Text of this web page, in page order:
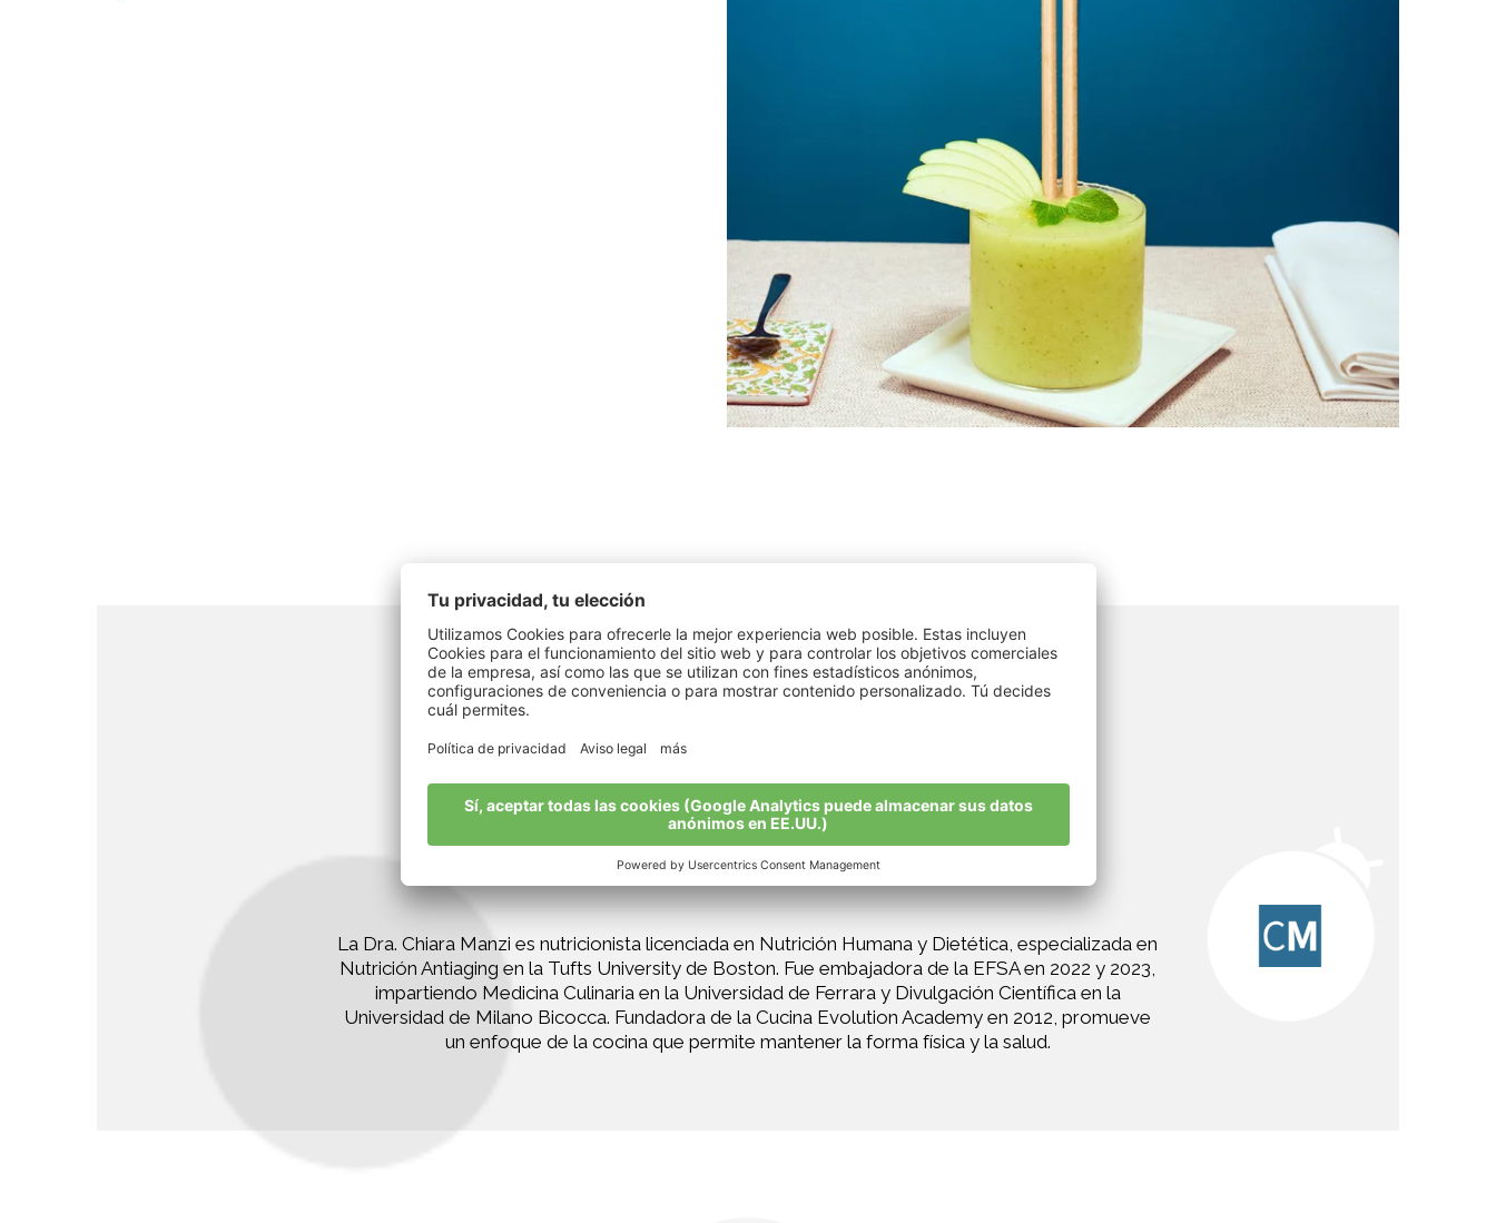
Receta de Chiara Manzi
Medicina Culinaria
La Dra. Chiara Manzi es nutricionista licenciada en Nutrición Humana y Dietética, especializada en
Nutrición Antiaging en la Tufts University de Boston. Fue embajadora de la EFSA en 2022 y 2023,
impartiendo Medicina Culinaria en la Universidad de Ferrara y Divulgación Científica en la
Universidad de Milano Bicocca. Fundadora de la Cucina Evolution Academy en 2012, promueve
un enfoque de la cocina que permite mantener la forma física y la salud.